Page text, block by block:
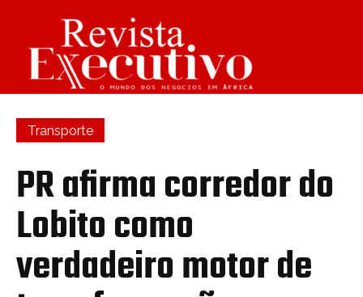
Transporte
PR afirma corredor do
Lobito como
verdadeiro motor de